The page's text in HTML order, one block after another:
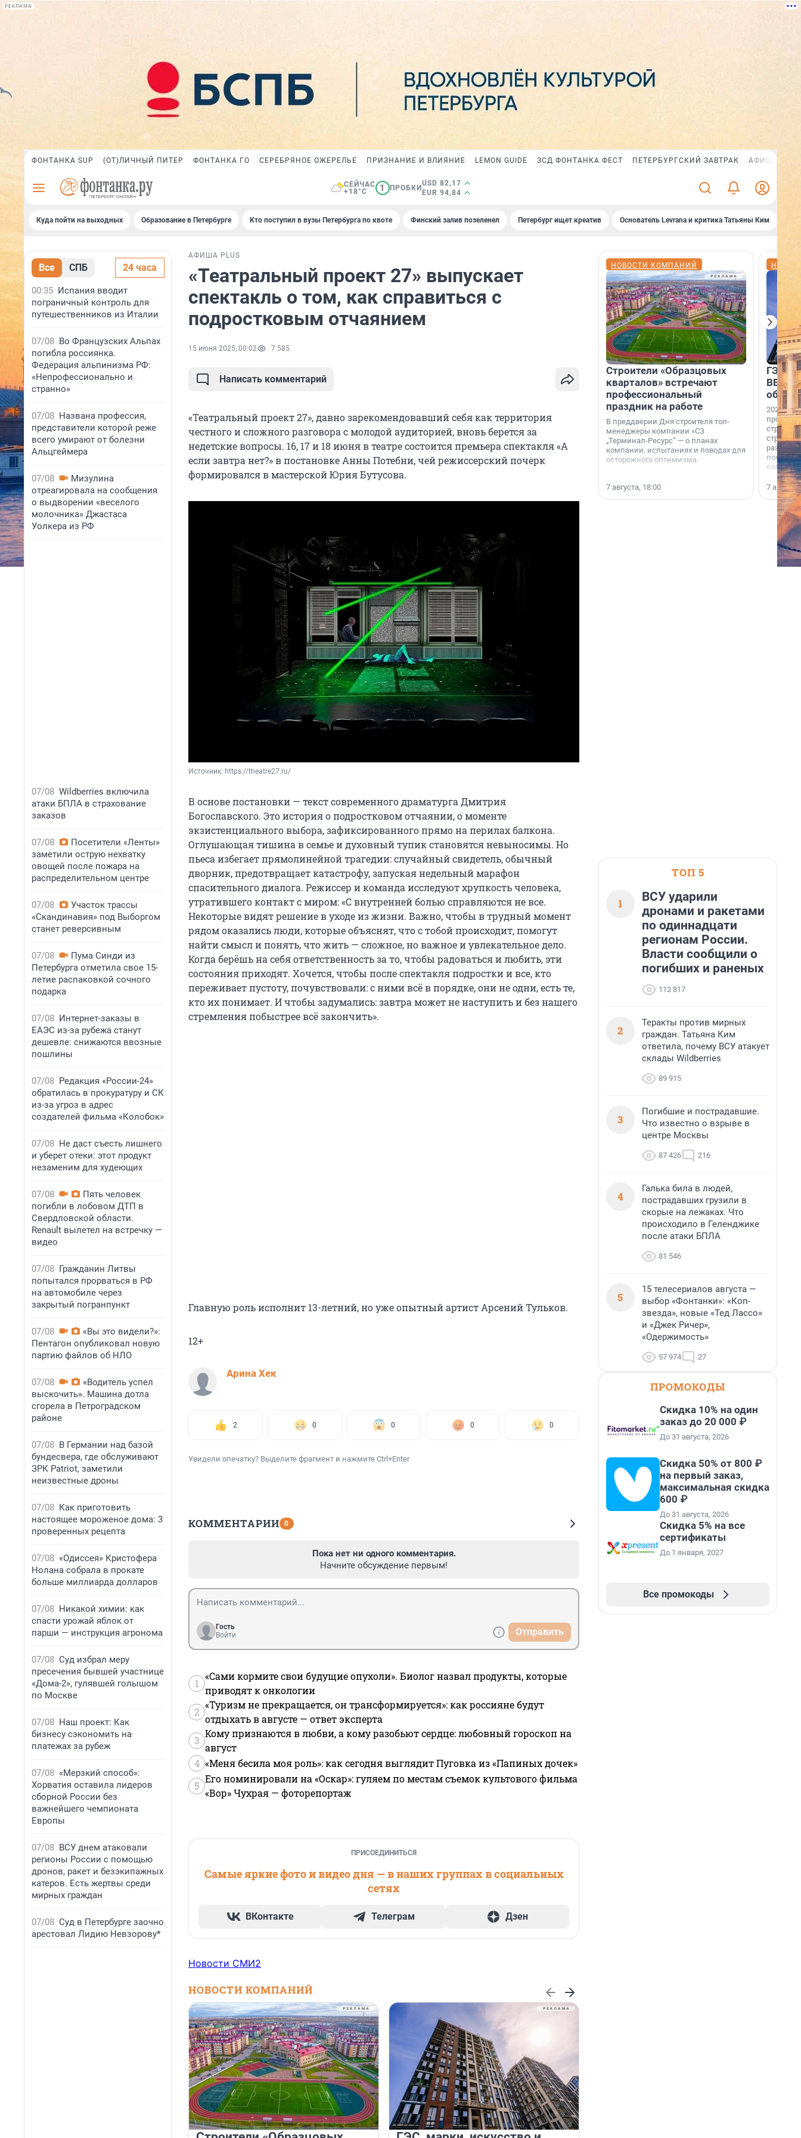
РЕКЛАМА
ФОНТАНКА SUP (ОТ)ЛИЧНЫЙ ПИТЕР ФОНТАНКА ГО СЕРЕБРЯНОЕ ОЖЕРЕЛЬЕ ПРИЗНАНИЕ И ВЛИЯНИЕ LEMON GUIDE ЗСД ФОНТАНКА ФЕСТ ПЕТЕРБУРГСКИЙ ЗАВТРАК АФИША PLUS
СЕЙЧАС
+18°C
1 ПРОБКИ
USD 82,17
EUR 94,84
Куда пойти на выходных Образование в Петербурге Кто поступил в вузы Петербурга по квоте Финский залив позеленел Петербург ищет креатив Основатель Levrana и критика Татьяны Ким
Все СПБ 24 часа
00:35 Испания вводит
пограничный контроль для
путешественников из Италии
07/08 Во Французских Альпах
погибла россиянка.
Федерация альпинизма РФ:
«Непрофессионально и
странно»
07/08 Названа профессия,
представители которой реже
всего умирают от болезни
Альцгеймера
07/08
Мизулина
отреагировала на сообщения
о выдворении «веселого
молочника» Джастаса
Уолкера из РФ
07/08 Wildberries включила
атаки БПЛА в страхование
заказов
07/08
Посетители «Ленты»
заметили острую нехватку
овощей после пожара на
распределительном центре
07/08
Участок трассы
«Скандинавия» под Выборгом
станет реверсивным
07/08
Пума Синди из
Петербурга отметила свое 15-
летие распаковкой сочного
подарка
07/08 Интернет-заказы в
ЕАЭС из-за рубежа станут
дешевле: снижаются ввозные
пошлины
07/08 Редакция «России-24»
обратилась в прокуратуру и СК
из-за угроз в адрес
создателей фильма «Колобок»
07/08 Не даст съесть лишнего
и уберет отеки: этот продукт
незаменим для худеющих
07/08
Пять человек
погибли в лобовом ДТП в
Свердловской области.
Renault вылетел на встречку —
видео
07/08 Гражданин Литвы
попытался прорваться в РФ
на автомобиле через
закрытый погранпункт
07/08
«Вы это видели?»:
Пентагон опубликовал новую
партию файлов об НЛО
07/08
«Водитель успел
выскочить». Машина дотла
сгорела в Петроградском
районе
07/08 В Германии над базой
бундесвера, где обслуживают
ЗРК Patriot, заметили
неизвестные дроны
07/08 Как приготовить
настоящее мороженое дома: 3
проверенных рецепта
07/08 «Одиссея» Кристофера
Нолана собрала в прокате
больше миллиарда долларов
07/08 Никакой химии: как
спасти урожай яблок от
парши — инструкция агронома
07/08 Суд избрал меру
пресечения бывшей участнице
«Дома-2», гулявшей голышом
по Москве
07/08 Наш проект: Как
бизнесу сэкономить на
платежах за рубеж
07/08 «Мерзкий способ»:
Хорватия оставила лидеров
сборной России без
важнейшего чемпионата
Европы
07/08 ВСУ днем атаковали
регионы России с помощью
дронов, ракет и безэкипажных
катеров. Есть жертвы среди
мирных граждан
07/08 Суд в Петербурге заочно
арестовал Лидию Невзорову*
АФИША PLUS
«Театральный проект 27» выпускает
спектакль о том, как справиться с
подростковым отчаянием
15 июня 2025, 00:02 7 585
Написать комментарий
«Театральный проект 27», давно зарекомендовавший себя как территория
честного и сложного разговора с молодой аудиторией, вновь берется за
недетские вопросы. 16, 17 и 18 июня в театре состоится премьера спектакля «А
если завтра нет?» в постановке Анны Потебни, чей режиссерский почерк
формировался в мастерской Юрия Бутусова.
Источник: https://theatre27.ru/
В основе постановки — текст современного драматурга Дмитрия
Богославского. Это история о подростковом отчаянии, о моменте
экзистенциального выбора, зафиксированного прямо на перилах балкона.
Оглушающая тишина в семье и духовный тупик становятся невыносимы. Но
пьеса избегает прямолинейной трагедии: случайный свидетель, обычный
дворник, предотвращает катастрофу, запуская недельный марафон
спасительного диалога. Режиссер и команда исследуют хрупкость человека,
утратившего контакт с миром: «С внутренней болью справляются не все.
Некоторые видят решение в уходе из жизни. Важно, чтобы в трудный момент
рядом оказались люди, которые объяснят, что с тобой происходит, помогут
найти смысл и понять, что жить — сложное, но важное и увлекательное дело.
Когда берёшь на себя ответственность за то, чтобы радоваться и любить, эти
состояния приходят. Хочется, чтобы после спектакля подростки и все, кто
переживает пустоту, почувствовали: с ними всё в порядке, они не одни, есть те,
кто их понимает. И чтобы задумались: завтра может не наступить и без нашего
стремления побыстрее всё закончить».
Главную роль исполнит 13-летний, но уже опытный артист Арсений Тульков.
12+
Арина Хек
2 0 0 0 0
Увидели опечатку? Выделите фрагмент и нажмите Ctrl+Enter
КОММЕНТАРИИ 0
Пока нет ни одного комментария.
Начните обсуждение первым!
Гость
Войти
Отправить
1
«Сами кормите свои будущие опухоли». Биолог назвал продукты, которые
приводят к онкологии
2
«Туризм не прекращается, он трансформируется»: как россияне будут
отдыхать в августе — ответ эксперта
3
Кому признаются в любви, а кому разобьют сердце: любовный гороскоп на
август
4 «Меня бесила моя роль»: как сегодня выглядит Пуговка из «Папиных дочек»
5
Его номинировали на «Оскар»: гуляем по местам съемок культового фильма
«Вор» Чухрая — фоторепортаж
ПРИСОЕДИНИТЬСЯ
Самые яркие фото и видео дня — в наших группах в социальных
сетях
ВКонтакте Телеграм Дзен
Новости СМИ2
НОВОСТИ КОМПАНИЙ
НОВОСТИ КОМПАНИЙ
Строители «Образцовых
кварталов» встречают
профессиональный
праздник на работе
В преддверии Дня строителя топ-
менеджеры компании «СЗ
„Терминал-Ресурс“ — о планах
компании, испытаниях и поводах для
осторожного оптимизма.
7 августа, 18:00
ГЭС,
ВВП: в
об
2026-й —
раз. В
7
ТОП 5
1
ВСУ ударили
дронами и ракетами
по одиннадцати
регионам России.
Власти сообщили о
погибших и раненых
112 817
2
Теракты против мирных
граждан. Татьяна Ким
ответила, почему ВСУ атакует
склады Wildberries
89 915
3
Погибшие и пострадавшие.
Что известно о взрыве в
центре Москвы
87 426 216
4
Галька била в людей,
пострадавших грузили в
скорые на лежаках. Что
происходило в Геленджике
после атаки БПЛА
81 546
5
15 телесериалов августа —
выбор «Фонтанки»: «Коп-
звезда», новые «Тед Лассо»
и «Джек Ричер»,
«Одержимость»
57 974 27
ПРОМОКОДЫ
Скидка 10% на один
заказ до 20 000 ₽
До 31 августа, 2026
Скидка 50% от 800 ₽
на первый заказ,
максимальная скидка
600 ₽
До 31 августа, 2026
Скидка 5% на все
сертификаты
До 1 января, 2027
Все промокоды